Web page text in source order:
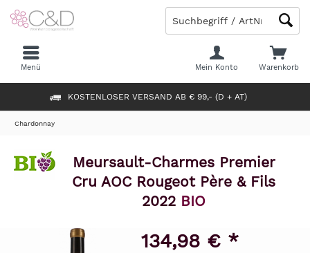
KOSTENLOSER VERSAND AB € 99,- (D + AT)
Warenkorb
Mein Konto
Menü
Chardonnay
Meursault-Charmes Premier
Cru AOC Rougeot Père & Fils
2022 BIO
134,98 € *